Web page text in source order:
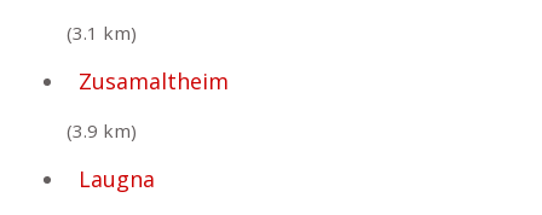
(3.1 km)
Zusamaltheim
(3.9 km)
Laugna